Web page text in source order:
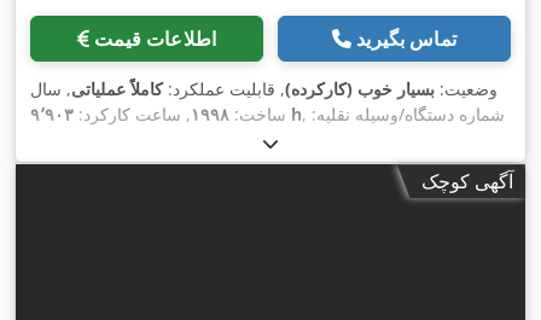
اطلاعات قیمت تماس بگیرید
وضعیت: بسیار خوب (کارکرده), قابلیت عملکرد:کاملاً عملیاتی, سال
ساخت: ۱۹۹۸, ساعت کارکرد: ۹٬۹۰۳ h , شماره دستگاه/وسیله نقلیه:
آگهی کوچک